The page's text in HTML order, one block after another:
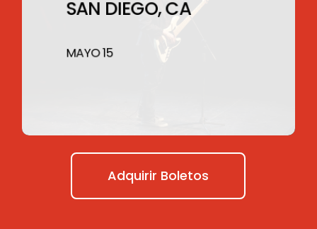
SAN DIEGO, CA
MAYO 15
Adquirir Boletos